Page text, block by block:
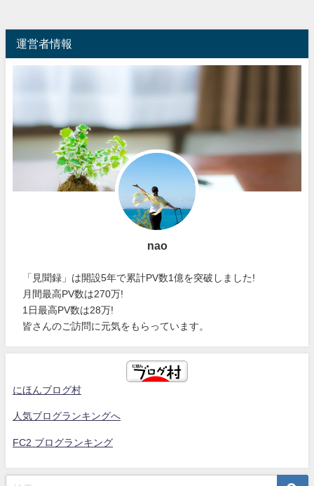
運営者情報
nao
「見聞録」は開設5年で累計PV数1億を突破しました!
月間最高PV数は270万!
1日最高PV数は28万!
皆さんのご訪問に元気をもらっています。
にほんブログ村
人気ブログランキングへ
FC2 ブログランキング